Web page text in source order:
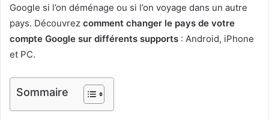
Google si l’on déménage ou si l’on voyage dans un autre
pays. Découvrez comment changer le pays de votre
compte Google sur différents supports : Android, iPhone
et PC.
Sommaire